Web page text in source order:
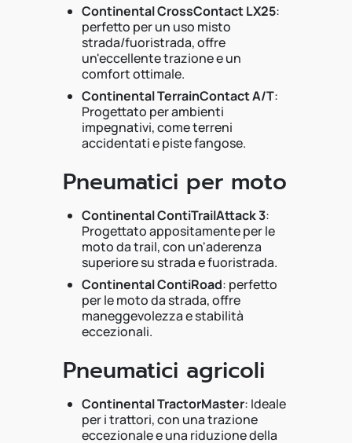
Continental CrossContact LX25:
perfetto per un uso misto
strada/fuoristrada, offre
un'eccellente trazione e un
comfort ottimale.
Continental TerrainContact A/T:
Progettato per ambienti
impegnativi, come terreni
accidentati e piste fangose.
Pneumatici per moto
Continental ContiTrailAttack 3:
Progettato appositamente per le
moto da trail, con un'aderenza
superiore su strada e fuoristrada.
Continental ContiRoad: perfetto
per le moto da strada, offre
maneggevolezza e stabilità
eccezionali.
Pneumatici agricoli
Continental TractorMaster: Ideale
per i trattori, con una trazione
eccezionale e una riduzione della